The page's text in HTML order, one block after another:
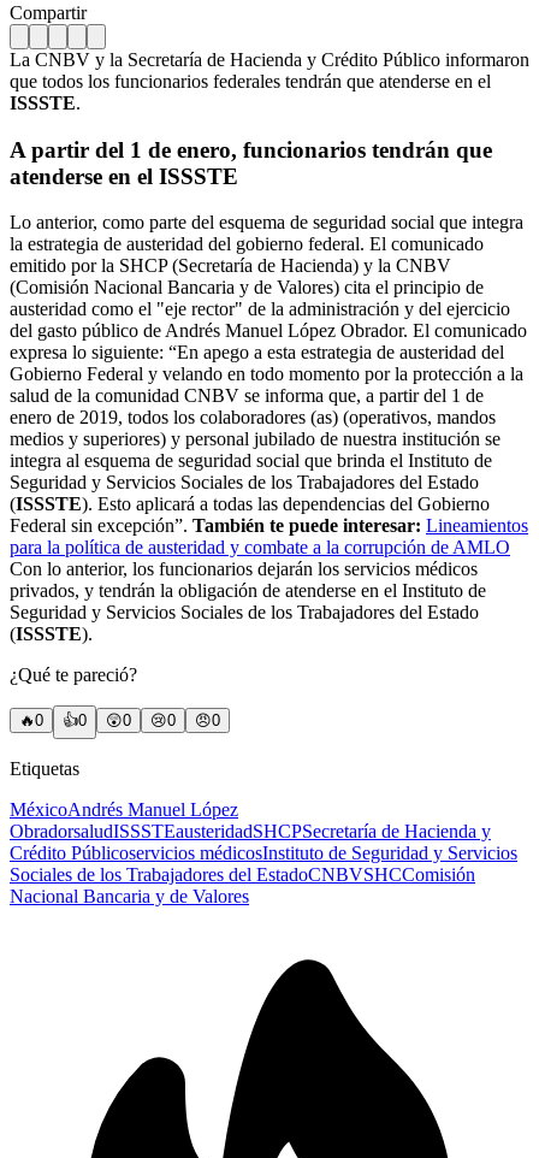
Compartir
La CNBV y la Secretaría de Hacienda y Crédito Público informaron
que todos los funcionarios federales tendrán que atenderse en el
ISSSTE.
A partir del 1 de enero, funcionarios tendrán que
atenderse en el ISSSTE
Lo anterior, como parte del esquema de seguridad social que integra
la estrategia de austeridad del gobierno federal. El comunicado
emitido por la SHCP (Secretaría de Hacienda) y la CNBV
(Comisión Nacional Bancaria y de Valores) cita el principio de
austeridad como el "eje rector" de la administración y del ejercicio
del gasto público de Andrés Manuel López Obrador. El comunicado
expresa lo siguiente: “En apego a esta estrategia de austeridad del
Gobierno Federal y velando en todo momento por la protección a la
salud de la comunidad CNBV se informa que, a partir del 1 de
enero de 2019, todos los colaboradores (as) (operativos, mandos
medios y superiores) y personal jubilado de nuestra institución se
integra al esquema de seguridad social que brinda el Instituto de
Seguridad y Servicios Sociales de los Trabajadores del Estado
(ISSSTE). Esto aplicará a todas las dependencias del Gobierno
Federal sin excepción”. También te puede interesar: Lineamientos
para la política de austeridad y combate a la corrupción de AMLO
Con lo anterior, los funcionarios dejarán los servicios médicos
privados, y tendrán la obligación de atenderse en el Instituto de
Seguridad y Servicios Sociales de los Trabajadores del Estado
(ISSSTE).
¿Qué te pareció?
🔥0 👍0 😲0 😢0 😠0
Etiquetas
MéxicoAndrés Manuel López
ObradorsaludISSSTEausteridadSHCPSecretaría de Hacienda y
Crédito Públicoservicios médicosInstituto de Seguridad y Servicios
Sociales de los Trabajadores del EstadoCNBVSHCComisión
Nacional Bancaria y de Valores